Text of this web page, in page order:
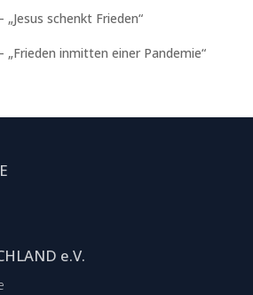
schenkt Frieden“
„Frieden inmitten einer Pandemie“
e.V.